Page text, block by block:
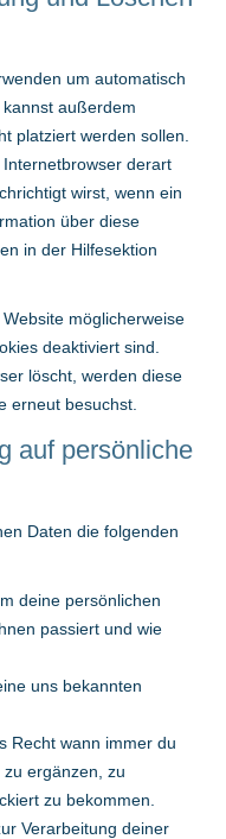
um automatisch
außerdem
platziert werden sollen.
derart
wirst, wenn ein
über diese
in der Hilfesektion
möglicherweise
deaktiviert sind.
löscht, werden diese
erneut besuchst.
auf persönliche
Daten die folgenden
deine persönlichen
passiert und wie
uns bekannten
Recht wann immer du
ergänzen, zu
zu bekommen.
Verarbeitung deiner